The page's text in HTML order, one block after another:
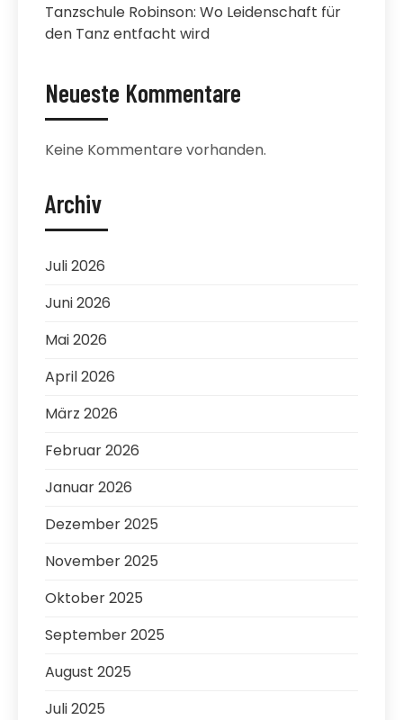
Tanzschule Robinson: Wo Leidenschaft für
den Tanz entfacht wird
Neueste Kommentare
Keine Kommentare vorhanden.
Archiv
Juli 2026
Juni 2026
Mai 2026
April 2026
März 2026
Februar 2026
Januar 2026
Dezember 2025
November 2025
Oktober 2025
September 2025
August 2025
Juli 2025